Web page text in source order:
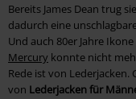
Bereits James Dean trug
dadurch eine
Und auch 80er Jahre Ikone
Mercury konnte nicht
Rede ist von Lederjacken.
von Lederjacken für